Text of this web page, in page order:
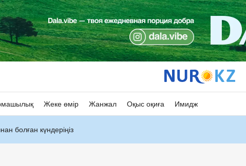
Жеке өмір Жанжал Оқыс оқиға Имидж
болған күндеріңіз